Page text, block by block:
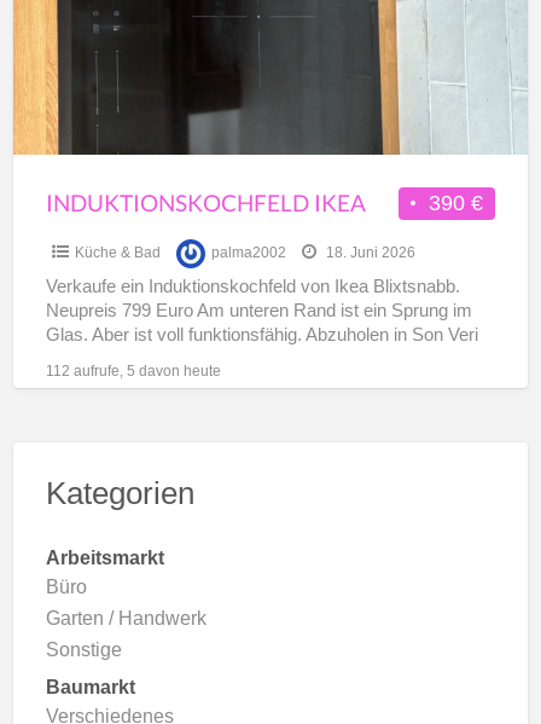
390 €
INDUKTIONSKOCHFELD IKEA
Küche & Bad palma2002 18. Juni 2026
Verkaufe ein Induktionskochfeld von Ikea Blixtsnabb.
Neupreis 799 Euro Am unteren Rand ist ein Sprung im
Glas. Aber ist voll funktionsfähig. Abzuholen in Son Veri
112 aufrufe, 5 davon heute
Kategorien
Arbeitsmarkt
Büro
Garten / Handwerk
Sonstige
Baumarkt
Verschiedenes